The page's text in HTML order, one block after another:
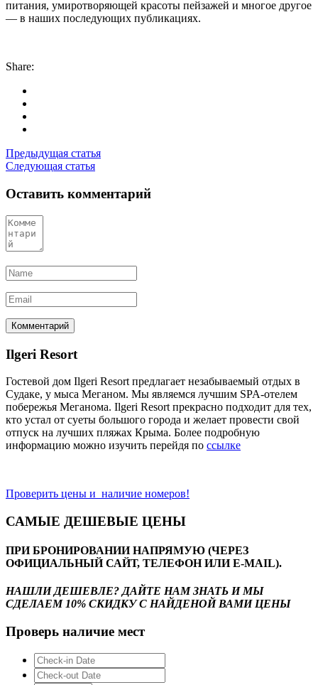
питания, умиротворяющей красоты пейзажей и многое другое
— в наших последующих публикациях.
Share:
Предыдущая статья
Следующая статья
Оставить комментарий
Ilgeri Resort
Гостевой дом Ilgeri Resort предлагает незабываемый отдых в
Судаке, у мыса Меганом. Мы являемся лучшим SPA-отелем
побережья Меганома. Ilgeri Resort прекрасно подходит для тех,
кто устал от суеты большого города и желает провести свой
отпуск на лучших пляжах Крыма. Более подробную
информацию можно изучить перейдя по ссылке
Проверить цены и наличие номеров!
САМЫЕ ДЕШЕВЫЕ ЦЕНЫ
ПРИ БРОНИРОВАНИИ НАПРЯМУЮ (ЧЕРЕЗ
ОФИЦИАЛЬНЫЙ САЙТ, ТЕЛЕФОН ИЛИ E-MAIL).
НАШЛИ ДЕШЕВЛЕ? ДАЙТЕ НАМ ЗНАТЬ И МЫ
СДЕЛАЕМ 10% СКИДКУ С НАЙДЕНОЙ ВАМИ ЦЕНЫ
Проверь наличие мест